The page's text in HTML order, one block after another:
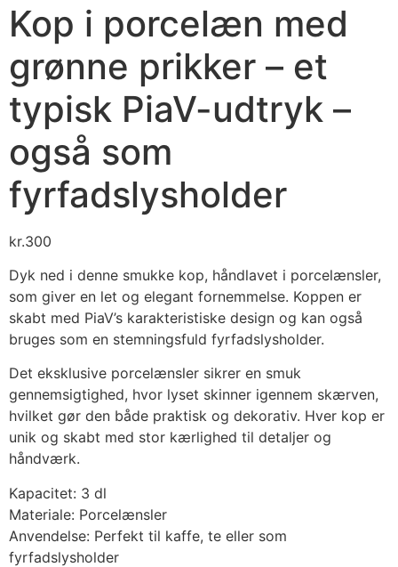
Kop i porcelæn med
grønne prikker – et
typisk PiaV-udtryk –
også som
fyrfadslysholder
kr.300
Dyk ned i denne smukke kop, håndlavet i porcelænsler,
som giver en let og elegant fornemmelse. Koppen er
skabt med PiaV’s karakteristiske design og kan også
bruges som en stemningsfuld fyrfadslysholder.
Det eksklusive porcelænsler sikrer en smuk
gennemsigtighed, hvor lyset skinner igennem skærven,
hvilket gør den både praktisk og dekorativ. Hver kop er
unik og skabt med stor kærlighed til detaljer og
håndværk.
Kapacitet: 3 dl
Materiale: Porcelænsler
Anvendelse: Perfekt til kaffe, te eller som
fyrfadslysholder